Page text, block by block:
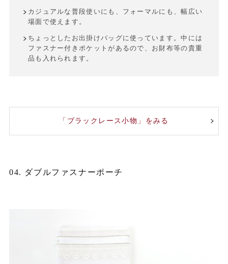
カジュアルな普段使いにも、フォーマルにも、幅広い
場面で使えます。
ちょっとしたお出掛けバッグに使っています。中には
ファスナー付きポケットがあるので、お財布等の貴重
品も入れられます。
「ブラックレース小物」をみる
04. ダブルファスナーポーチ